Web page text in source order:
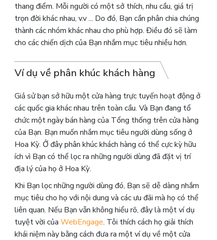
thang điểm. Mỗi người có một sở thích, nhu cầu, giá trị
trọn đời khác nhau, v.v ... Do đó, Bạn cần phân chia chúng
thành các nhóm khác nhau cho phù hợp. Điều đó sẽ làm
cho các chiến dịch của Bạn nhắm mục tiêu nhiều hơn.
Ví dụ về phân khúc khách hàng
Giả sử bạn sở hữu một cửa hàng trực tuyến hoạt động ở
các quốc gia khác nhau trên toàn cầu. Và Bạn đang tổ
chức một ngày bán hàng của Tổng thống trên cửa hàng
của Bạn. Bạn muốn nhắm mục tiêu người dùng sống ở
Hoa Kỳ. Ở đây phân khúc khách hàng có thể cực kỳ hữu
ích vì Bạn có thể lọc ra những người dùng đã đặt vị trí
địa lý của họ ở Hoa Kỳ.
Khi Bạn lọc những người dùng đó, Bạn sẽ dễ dàng nhắm
mục tiêu cho họ với nội dung và các ưu đãi mà họ có thể
liên quan. Nếu Bạn vẫn không hiểu rõ, đây là một ví dụ
tuyệt vời củaWebEngage. Tôi thích cách họ giải thích
khái niệm này bằng cách đưa ra một ví dụ về một cửa